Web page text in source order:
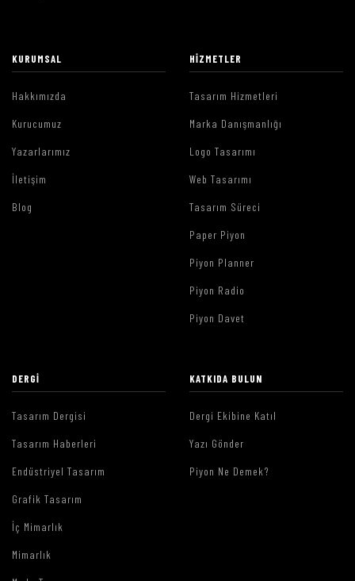
KURUMSAL
Hakkımızda
Kurucumuz
Yazarlarımız
İletişim
Blog
HIZMETLER
Tasarım Hizmetleri
Marka Danışmanlığı
Logo Tasarımı
Web Tasarımı
Tasarım Süreci
Paper Piyon
Piyon Planner
Piyon Radio
Piyon Davet
DERGI
Tasarım Dergisi
Tasarım Haberleri
Endüstriyel Tasarım
Grafik Tasarım
İç Mimarlık
Mimarlık
KATKIDA BULUN
Dergi Ekibine Katıl
Yazı Gönder
Piyon Ne Demek?